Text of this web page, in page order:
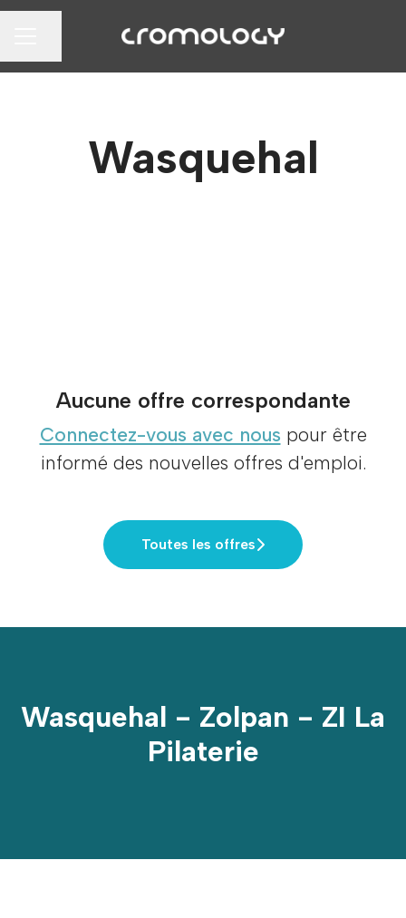
Partager la page
Wasquehal
Aucune offre correspondante
Connectez-vous avec nous pour être
informé des nouvelles offres d'emploi.
Toutes les offres
Wasquehal - Zolpan - ZI La
Pilaterie